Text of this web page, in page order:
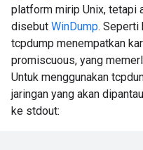
platform mirip Unix, tetapi
disebut WinDump. Seperti
tcpdump menempatkan
promiscuous, yang
Untuk menggunakan
jaringan yang akan
ke stdout: